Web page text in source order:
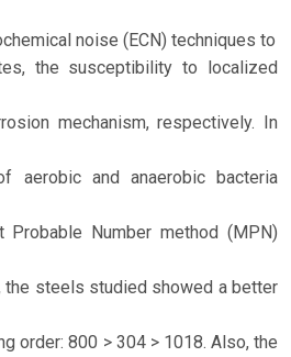
noise (ECN) techniques to
the susceptibility to localized
mechanism, respectively. In
aerobic and anaerobic bacteria
Number method (MPN)
the steels studied showed a better
order: 800 > 304 > 1018. Also, the